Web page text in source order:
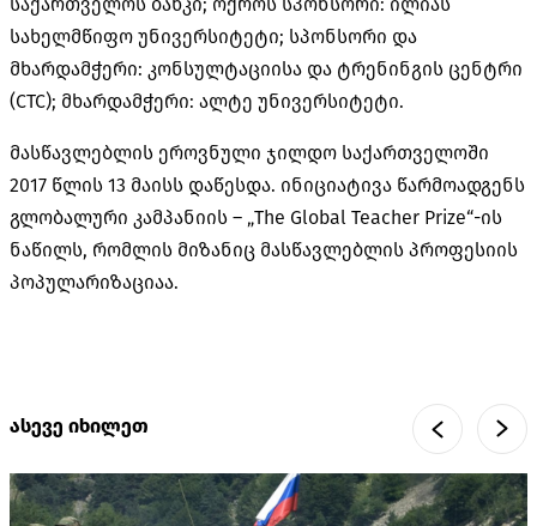
სახელმწიფო უნივერსიტეტი; სპონსორი და
მხარდამჭერი: კონსულტაციისა და ტრენინგის ცენტრი
(CTC); მხარდამჭერი: ალტე უნივერსიტეტი.
მასწავლებლის ეროვნული ჯილდო საქართველოში
2017 წლის 13 მაისს დაწესდა. ინიციატივა წარმოადგენს
გლობალური კამპანიის – „The Global Teacher Prize“-ის
ნაწილს, რომლის მიზანიც მასწავლებლის პროფესიის
პოპულარიზაციაა.
ასევე იხილეთ